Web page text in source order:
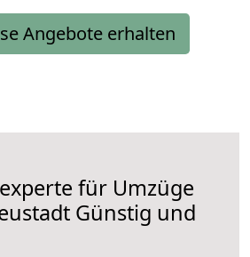
Angebote erhalten
für Umzüge
Günstig und